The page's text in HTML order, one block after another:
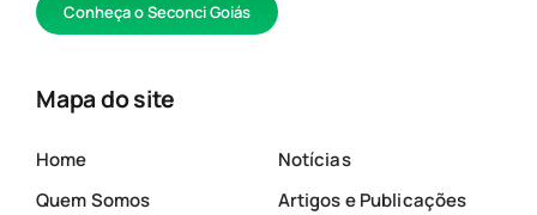
Conheça o Seconci Goiás
Mapa do site
Home
Quem Somos
Notícias
Artigos e Publicações